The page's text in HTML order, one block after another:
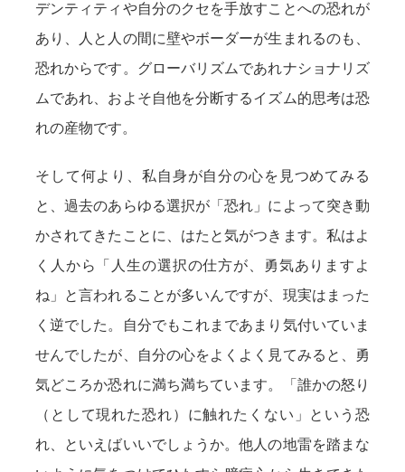
デンティティや自分のクセを手放すことへの恐れが
あり、人と人の間に壁やボーダーが生まれるのも、
恐れからです。グローバリズムであれナショナリズ
ムであれ、およそ自他を分断するイズム的思考は恐
れの産物です。
そして何より、私自身が自分の心を見つめてみる
と、過去のあらゆる選択が「恐れ」によって突き動
かされてきたことに、はたと気がつきます。私はよ
く人から「人生の選択の仕方が、勇気ありますよ
ね」と言われることが多いんですが、現実はまった
く逆でした。自分でもこれまであまり気付いていま
せんでしたが、自分の心をよくよく見てみると、勇
気どころか恐れに満ち満ちています。「誰かの怒り
（として現れた恐れ）に触れたくない」という恐
れ、といえばいいでしょうか。他人の地雷を踏まな